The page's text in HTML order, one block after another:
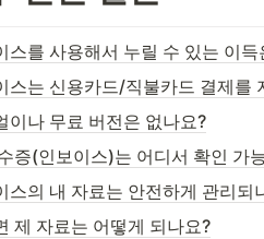
스를 사용해서 누릴 수 있는 이
스는 신용카드/직불카드 결제를
이나 무료 버전은 없나요?
증(인보이스)는 어디서 확인 가
스의 내 자료는 안전하게 관리되
제 자료는 어떻게 되나요?